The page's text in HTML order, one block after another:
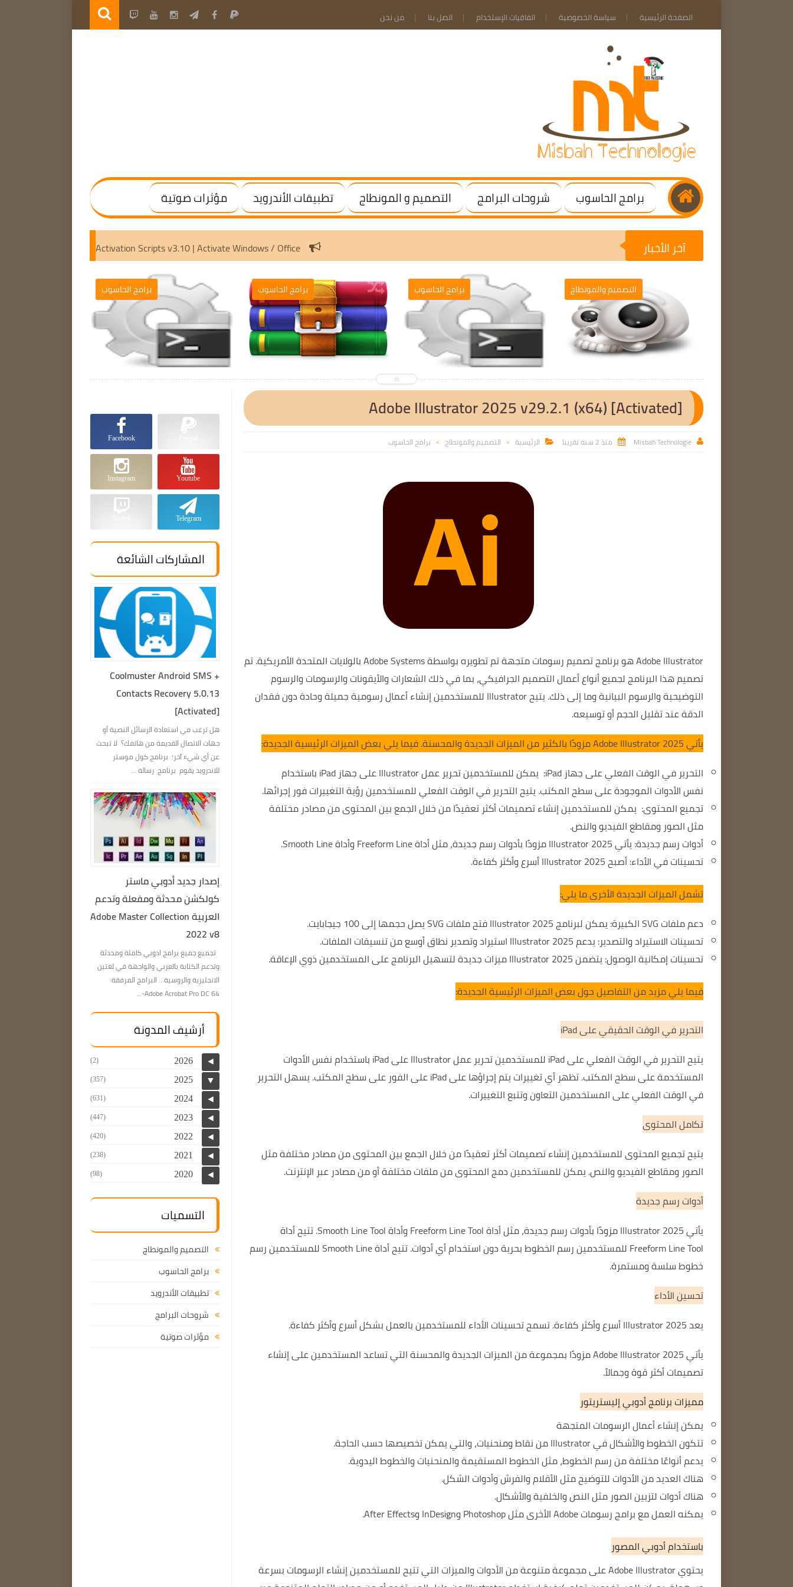
الصفحة الرئيسية سياسة الخصوصية اتفاقيات الإستخدام اتصل بنا من نحن
برامج الحاسوب شروحات البرامج التصميم و المونطاج تطبيقات الأندرويد مؤثرات صوتية
آخر الأخبار Microsoft Activation Scripts v3.10 | Activate Windows / Office
برامج الحاسوب برامج الحاسوب التصميم والمونطاج التصميم والمونطاج
Adobe Illustrator 2025 v29.2.1 (x64) [Activated]

Misbah Technologie
 منذ 2 سنه تقريبا  الرئيسية > التصميم والمونطاج > برامج الحاسوب
Adobe Illustrator
هو برنامج تصميم رسومات متجهة تم تطويره بواسطة Adobe Systems بالولايات المتحدة الأمريكية. تم
تصميم هذا البرنامج لجميع أنواع أعمال التصميم الجرافيكي، بما في ذلك الشعارات والأيقونات والرسومات والرسوم
التوضيحية والرسوم البيانية وما إلى ذلك. يتيح Illustrator للمستخدمين إنشاء أعمال رسومية جميلة وحادة دون فقدان
الدقة عند تقليل الحجم أو توسيعه.
يأتي Adobe Illustrator 2025
مزودًا بالكثير من الميزات الجديدة والمحسنة. فيما يلي بعض الميزات الرئيسية الجديدة:
التحرير في الوقت الفعلي على جهاز iPad:
يمكن للمستخدمين تحرير عمل Illustrator على جهاز iPad باستخدام
نفس الأدوات الموجودة على سطح المكتب. يتيح التحرير في الوقت الفعلي للمستخدمين رؤية التغييرات فور إجرائها.
تجميع المحتوى: يمكن للمستخدمين إنشاء تصميمات أكثر تعقيدًا من خلال الجمع بين المحتوى من مصادر مختلفة
مثل الصور ومقاطع الفيديو والنص.
أدوات رسم جديدة:يأتي Illustrator 2025 مزودًا بأدوات رسم جديدة، مثل أداة Freeform Line وأداة Smooth Line.
تحسينات في الأداء:أصبح Illustrator 2025 أسرع وأكثر كفاءة.
تشمل الميزات الجديدة الأخرى ما يلي:
دعم ملفات SVG الكبيرة:
يمكن لبرنامج Illustrator 2025 فتح ملفات SVG يصل حجمها إلى 100 جيجابايت.
تحسينات الاستيراد والتصدير:يدعم Illustrator 2025 استيراد وتصدير نطاق أوسع من تنسيقات الملفات.
تحسينات إمكانية الوصول:يتضمن Illustrator 2025 ميزات جديدة لتسهيل البرنامج على المستخدمين ذوي الإعاقة.
فيما يلي مزيد من التفاصيل حول بعض الميزات الرئيسية الجديدة:
التحرير في الوقت الحقيقي على iPad
يتيح التحرير في الوقت الفعلي على iPad للمستخدمين تحرير عمل Illustrator على iPad باستخدام نفس الأدوات
المستخدمة على سطح المكتب. تظهر أي تغييرات يتم إجراؤها على iPad على الفور على سطح المكتب. يسهل التحرير
في الوقت الفعلي على المستخدمين التعاون وتتبع التغييرات.
تكامل المحتوى
يتيح تجميع المحتوى للمستخدمين إنشاء تصميمات أكثر تعقيدًا من خلال الجمع بين المحتوى من مصادر مختلفة مثل
الصور ومقاطع الفيديو والنص. يمكن للمستخدمين دمج المحتوى من ملفات مختلفة أو من مصادر عبر الإنترنت.
أدوات رسم جديدة
يأتي Illustrator 2025 مزودًا بأدوات رسم جديدة، مثل أداة Freeform Line Tool وأداة Smooth Line Tool. تتيح أداة
Freeform Line Tool للمستخدمين رسم الخطوط بحرية دون استخدام أي أدوات. تتيح أداة Smooth Line للمستخدمين رسم
خطوط سلسة ومستمرة.
تحسين الأداء
يعد Illustrator 2025 أسرع وأكثر كفاءة. تسمح تحسينات الأداء للمستخدمين بالعمل بشكل أسرع وأكثر كفاءة.
يأتي Adobe Illustrator 2025 مزودًا بمجموعة من الميزات الجديدة والمحسنة التي تساعد المستخدمين على إنشاء
تصميمات أكثر قوة وجمالاً.
مميزات برنامج أدوبي إليستريتور
يمكن إنشاء أعمال الرسومات المتجهة
تتكون الخطوط والأشكال في Illustrator من نقاط ومنحنيات، والتي يمكن تخصيصها حسب الحاجة.
يدعم أنواعًا مختلفة من رسم الخطوط، مثل الخطوط المستقيمة والمنحنيات والخطوط اليدوية.
هناك العديد من الأدوات للتوضيح مثل الأقلام والفرش وأدوات الشكل.
هناك أدوات لتزيين الصور مثل النص والخلفية والأشكال.
يمكنه العمل مع برامج رسومات Adobe الأخرى مثل Photoshop وInDesign وAfter Effects.
باستخدام أدوبي المصور
يحتوي Adobe Illustrator على مجموعة متنوعة من الأدوات والميزات التي تتيح للمستخدمين إنشاء الرسومات بسرعة
Facebook
Youtube
Instagram
Telegram
المشاركات الشائعة
Coolmuster Android SMS +
Contacts Recovery 5.0.13
[Activated]
هل ترغب في استعادة الرسائل النصية أو
جهات الاتصال القديمة من هاتفك؟ لا تبحث
عن أي شيء آخر؛ برنامج كول موستر
للاندرويد يقوم برنامج رسالة ...
إصدار جديد أدوبي ماستر
كولكشن محدثة ومفعلة وتدعم
العربية Adobe Master Collection
2022 v8
تجميع جميع برامج ادوبي كاملة ومحدثة
وتدعم الكتابة بالعربي والواجهة في لغتين
الانجليزية والروسية… البرامج المرفقة:
Adobe Acrobat Pro DC 64-...
أرشيف المدونة
◄
2026
(2)
▼
2025
(357)
◄
2024
(631)
◄
2023
(447)
◄
2022
(420)
◄
2021
(238)
◄
2020
(98)
التسميات
التصميم والمونطاج
برامج الحاسوب
تطبيقات الأندرويد
شروحات البرامج
مؤثرات صوتية